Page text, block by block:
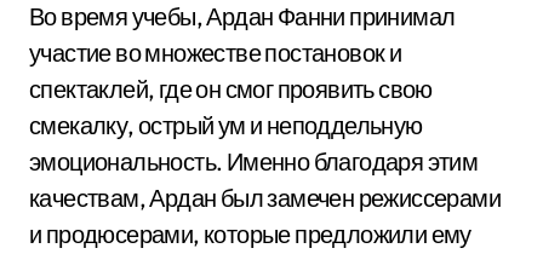
Во время учебы, Ардан Фанни принимал
участие во множестве постановок и
спектаклей, где он смог проявить свою
смекалку, острый ум и неподдельную
эмоциональность. Именно благодаря этим
качествам, Ардан был замечен режиссерами
и продюсерами, которые предложили ему